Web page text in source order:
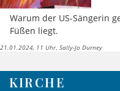
Warum der US-Sängerin
Füßen liegt.
21.01.2024, 11 Uhr Sally-Jo Durney
KIRCHE